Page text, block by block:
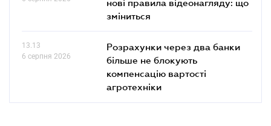
нові правила відеонагляду: що
зміниться
13.13
6 серпня 2026
Розрахунки через два банки
більше не блокують
компенсацію вартості
агротехніки